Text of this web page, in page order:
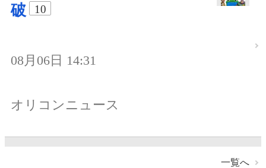
破
10
08月06日 14:31
オリコンニュース
一覧へ